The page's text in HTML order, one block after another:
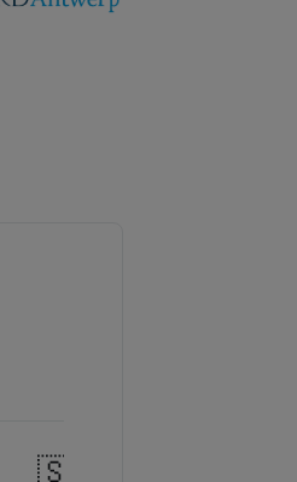
🇸🇰